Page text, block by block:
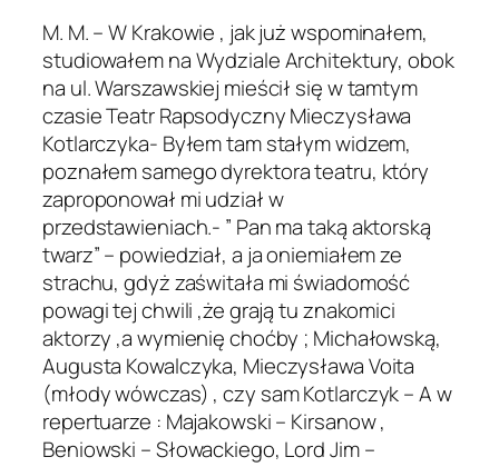
M. M. – W Krakowie , jak już wspominałem,
studiowałem na Wydziale Architektury, obok
na ul. Warszawskiej mieścił się w tamtym
czasie Teatr Rapsodyczny Mieczysława
Kotlarczyka- Byłem tam stałym widzem,
poznałem samego dyrektora teatru, który
zaproponował mi udział w
przedstawieniach.- ” Pan ma taką aktorską
twarz” – powiedział, a ja oniemiałem ze
strachu, gdyż zaświtała mi świadomość
powagi tej chwili ,że grają tu znakomici
aktorzy ,a wymienię choćby ; Michałowską,
Augusta Kowalczyka, Mieczysława Voita
(młody wówczas) , czy sam Kotlarczyk – A w
repertuarze : Majakowski – Kirsanow ,
Beniowski – Słowackiego, Lord Jim –